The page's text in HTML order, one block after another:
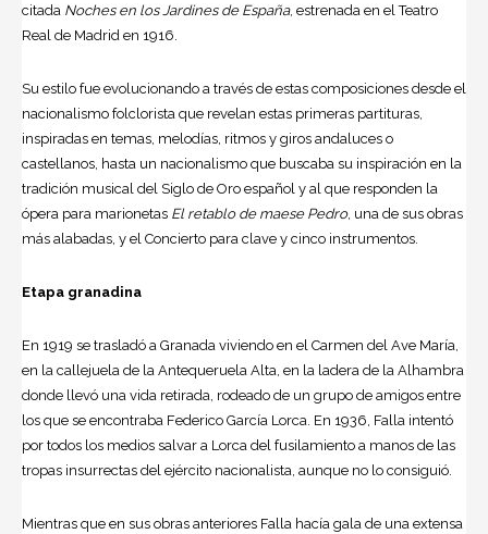
citada Noches en los Jardines de España, estrenada en el Teatro
Real de Madrid en 1916.
Su estilo fue evolucionando a través de estas composiciones desde el
nacionalismo folclorista que revelan estas primeras partituras,
inspiradas en temas, melodías, ritmos y giros andaluces o
castellanos, hasta un nacionalismo que buscaba su inspiración en la
tradición musical del Siglo de Oro español y al que responden la
ópera para marionetas El retablo de maese Pedro, una de sus obras
más alabadas, y el Concierto para clave y cinco instrumentos.
Etapa granadina
En 1919 se trasladó a Granada viviendo en el Carmen del Ave María,
en la callejuela de la Antequeruela Alta, en la ladera de la Alhambra
donde llevó una vida retirada, rodeado de un grupo de amigos entre
los que se encontraba Federico García Lorca. En 1936, Falla intentó
por todos los medios salvar a Lorca del fusilamiento a manos de las
tropas insurrectas del ejército nacionalista, aunque no lo consiguió.
Mientras que en sus obras anteriores Falla hacía gala de una extensa